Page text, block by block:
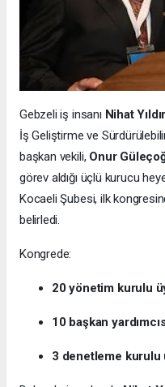
Gebzeli iş insanı Nihat
İş Geliştirme ve
başkan vekili, Onur
görev aldığı üçlü kurucu
Kocaeli Şubesi, ilk
belirledi.
Kongrede:
20 yönetim kurulu
10 başkan
3 denetleme kurulu